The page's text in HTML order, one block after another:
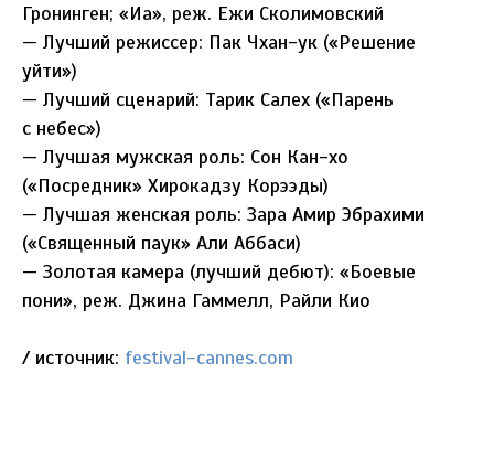
Гронинген; «Иа», реж. Ежи Сколимовский
— Лучший режиссер: Пак Чхан-ук («Решение
уйти»)
— Лучший сценарий: Тарик Салех («Парень
с небес»)
— Лучшая мужская роль: Сон Кан-хо
(«Посредник» Хирокадзу Корээды)
— Лучшая женская роль: Зара Амир Эбрахими
(«Священный паук» Али Аббаси)
— Золотая камера (лучший дебют): «Боевые
пони», реж. Джина Гаммелл, Райли Кио
/ источник: festival-cannes.com